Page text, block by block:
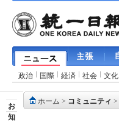
政治 国際 経済 社会 文化
お
知
ホーム > コミュニティ >